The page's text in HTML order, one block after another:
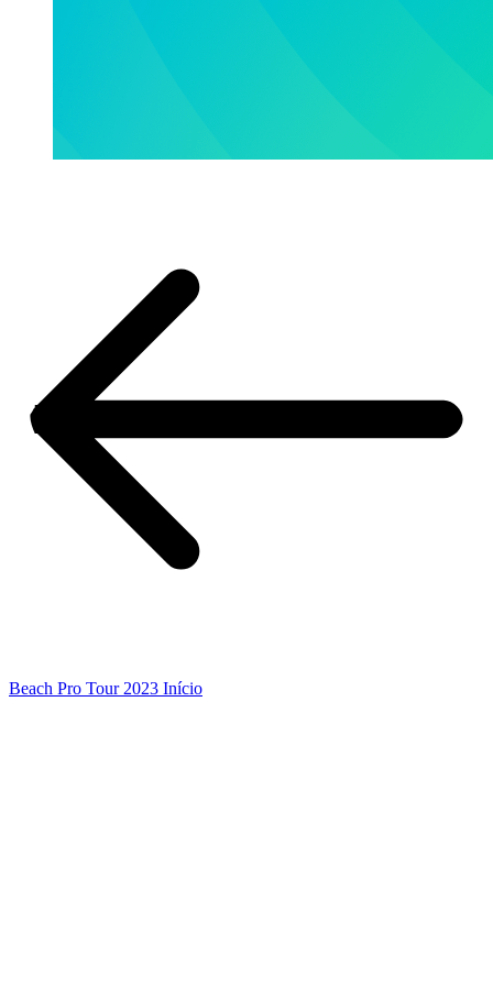
Beach Pro Tour 2023 Início